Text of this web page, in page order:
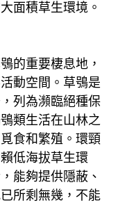
面積草生環境。
的重要棲息地，
動空間。草鴞是
列為瀕臨絕種保
類生活在山林之
食和繁殖。環頸
低海拔草生環
能夠提供隱蔽、
所剩無幾，不能